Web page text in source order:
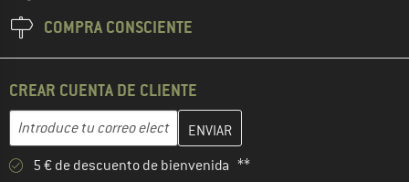
COMPRA CONSCIENTE
CREAR CUENTA DE CLIENTE
Dirección de correo electrónico
Introduce aquí tu dirección de correo electrónico y crea tu
5 € de descuento de bienvenida **